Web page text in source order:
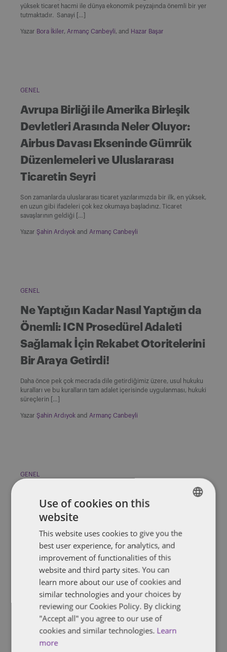
yüksek ticaret hacmi ile dünya ekonomik peyzajında önemli bir yer
tutmaktadır. Sanayi […]
Yazar Bora İkiler, Armanç Canbeyli, and Hazar Başar
GENEL
Avrupa Birliği ile Amerika Birleşik
Devletleri Arasında Neler Oluyor:
Airbus Davası Ekseninde Gümrük
Düzenlemeleri ve Uluslararası
Ticaretin Seyri
Son zamanlarda uluslararası ticaret yazılarımızda bir ilk, en yüksek,
en uzun gibi ifadeleri çok kez okumaya başladınız. Ticaret
savaşlarının geldiği […]
Yazar Şahin Ardıyok and Armanç Canbeyli
GENEL
Ne Yaptığın Kadar Nasıl Yaptığın da
Önemli: ICN Prosedürel Adaleti
Sağlamak İçin Rekabet Otoritelerini
Bir Araya Getirdi!
Daha önce pek çok mecrada dile getirdiğimiz üzere, usul hukuku
kuralları ve bu kuralların tam adalet içerisinde uygulanması, hukuki
süreçlerin […]
Yazar Şahin Ardıyok and Armanç Canbeyli
GENEL
Uluslararası Ticaret
Dünya her geçen gün konvansiyonel enerji üretim yöntemlerinden
yenilenebilir enerji yöntemlerine kaymakta. Elbette bu geçiş
şirketler açısından çok yüksek miktarda […]
Ilker Fatih Kıl and Ilker Fatih Kıl
Genelleştirilmiş Tercihler
FRENCH
Use of cookies on this
website
This website uses cookies to give you the
best user experience, for analytics, and
improvement of functionalities of this
website and third party sites. You can
learn more about our use of cookies and
similar technologies and your choices by
reviewing our Cookies Policy. By clicking
"Accept all" you agree to our use of
cookies and similar technologies. Learn
more